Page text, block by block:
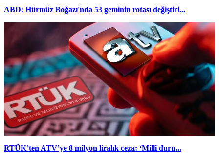
ABD: Hürmüz Boğazı'nda 53 geminin rotası değiştiri...
RTÜK’ten ATV’ye 8 milyon liralık ceza: ‘Milli duru...